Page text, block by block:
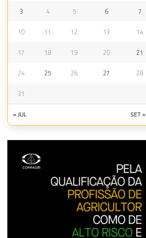
3 4 5 6 7
10 11 12 13 14
17 18 19 20 21
24 25 26 27 28
31
« JUL SET »